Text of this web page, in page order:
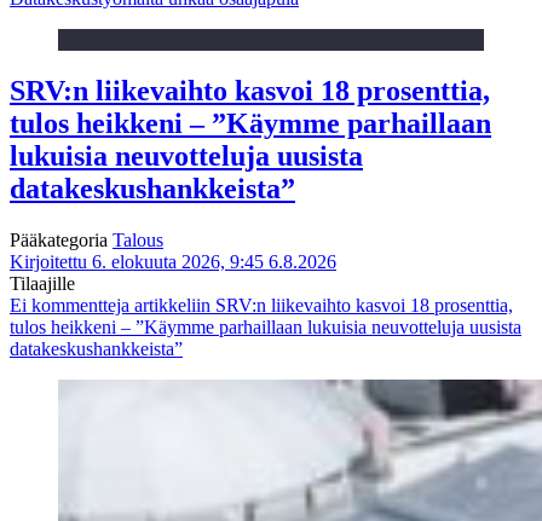
SRV:n liikevaihto kasvoi 18 prosenttia,
tulos heikkeni – ”Käymme parhaillaan
lukuisia neuvotteluja uusista
datakeskushankkeista”
Pääkategoria Talous
Kirjoitettu 6. elokuuta 2026, 9:45 6.8.2026
Tilaajille
Ei kommentteja artikkeliin SRV:n liikevaihto kasvoi 18 prosenttia,
tulos heikkeni – ”Käymme parhaillaan lukuisia neuvotteluja uusista
datakeskushankkeista”